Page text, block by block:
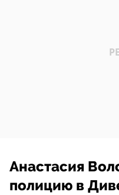
Анастасия
полицию в